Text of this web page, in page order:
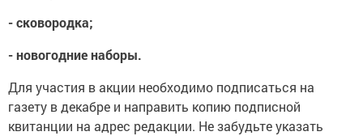
- сковородка;
- новогодние наборы.
Для участия в акции необходимо подписаться на
газету в декабре и направить копию подписной
квитанции на адрес редакции. Не забудьте указать